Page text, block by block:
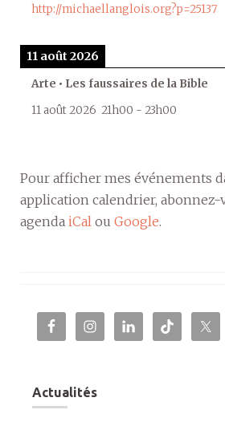
http://michaellanglois.org?p=25137
11 août 2026
Arte • Les faussaires de la Bible
11 août 2026 21h00 - 23h00
Pour afficher mes événements
application calendrier, abonnez-
agenda iCal ou Google.
Actualités